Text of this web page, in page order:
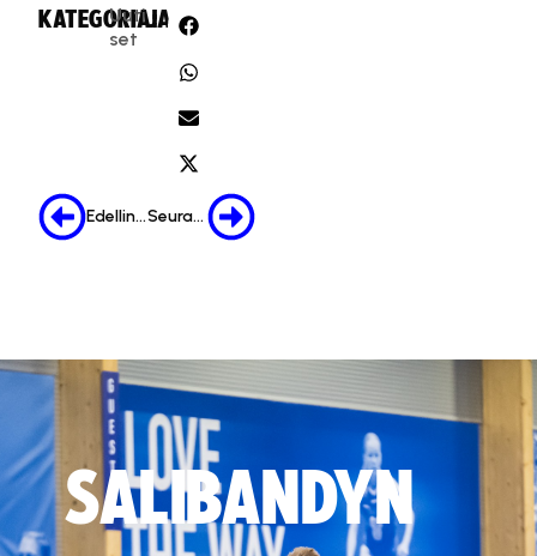
KATEGORIA:
Uuti
set
JAA:
Edellinen Seuraava
SALIBANDYN